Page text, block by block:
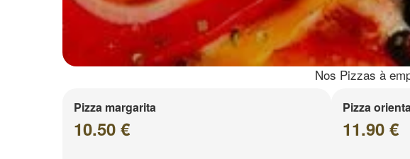
Nos Pizzas à
Pizza margarita
10.50 €
Pizza
11.90 €